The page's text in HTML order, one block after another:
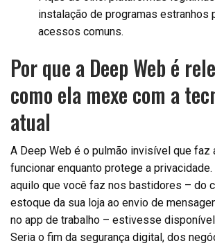
instalação de programas estranhos
acessos comuns.
Por que a Deep Web é
como ela mexe com a
atual
A Deep Web é o pulmão invisível que faz
funcionar enquanto protege a
aquilo que você faz nos bastidores – do
estoque da sua loja ao envio de
no app de trabalho – estivesse
Seria o fim da segurança digital, dos